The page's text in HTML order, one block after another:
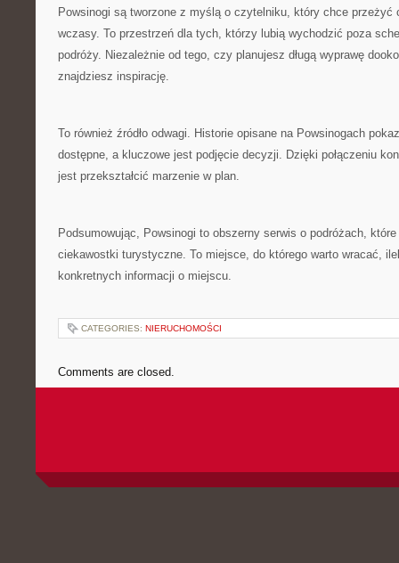
Powsinogi są tworzone z myślą o czytelniku, który chce przeżyć
wczasy. To przestrzeń dla tych, którzy lubią wychodzić poza
podróży. Niezależnie od tego, czy planujesz długą wyprawę
znajdziesz inspirację.
To również źródło odwagi. Historie opisane na Powsinogach
dostępne, a kluczowe jest podjęcie decyzji. Dzięki połączeniu
jest przekształcić marzenie w plan.
Podsumowując, Powsinogi to obszerny serwis o podróżach,
ciekawostki turystyczne. To miejsce, do którego warto wracać,
konkretnych informacji o miejscu.
CATEGORIES: NIERUCHOMOŚCI
Comments are closed.